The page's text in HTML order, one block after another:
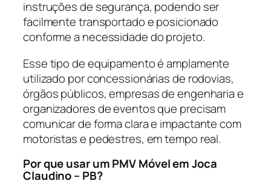
instruções de segurança, podendo ser
facilmente transportado e posicionado
conforme a necessidade do projeto.
Esse tipo de equipamento é amplamente
utilizado por concessionárias de rodovias,
órgãos públicos, empresas de engenharia e
organizadores de eventos que precisam
comunicar de forma clara e impactante com
motoristas e pedestres, em tempo real.
Por que usar um PMV Móvel em Joca
Claudino – PB?